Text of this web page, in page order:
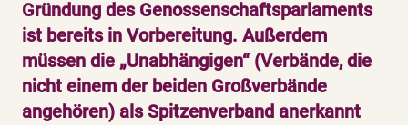
Gründung des Genossenschaftsparlaments
ist bereits in Vorbereitung. Außerdem
müssen die „Unabhängigen“ (Verbände, die
nicht einem der beiden Großverbände
angehören) als Spitzenverband anerkannt